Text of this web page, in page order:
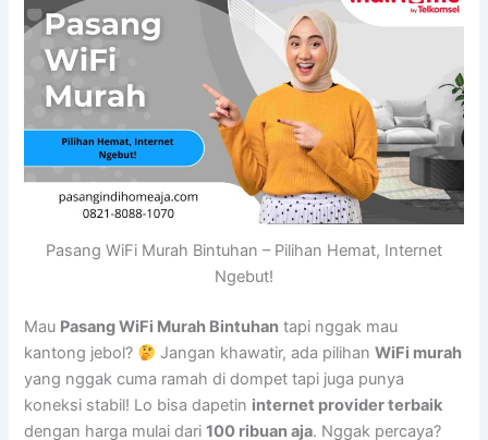
Pasang WiFi Murah Bintuhan – Pilihan Hemat, Internet
Ngebut!
Mau Pasang WiFi Murah Bintuhan tapi nggak mau
kantong jebol?
Jangan khawatir, ada pilihanWiFi murah
yang nggak cuma ramah di dompet tapi juga punya
koneksi stabil! Lo bisa dapetin internet provider terbaik
dengan harga mulai dari100 ribuan aja. Nggak percaya?